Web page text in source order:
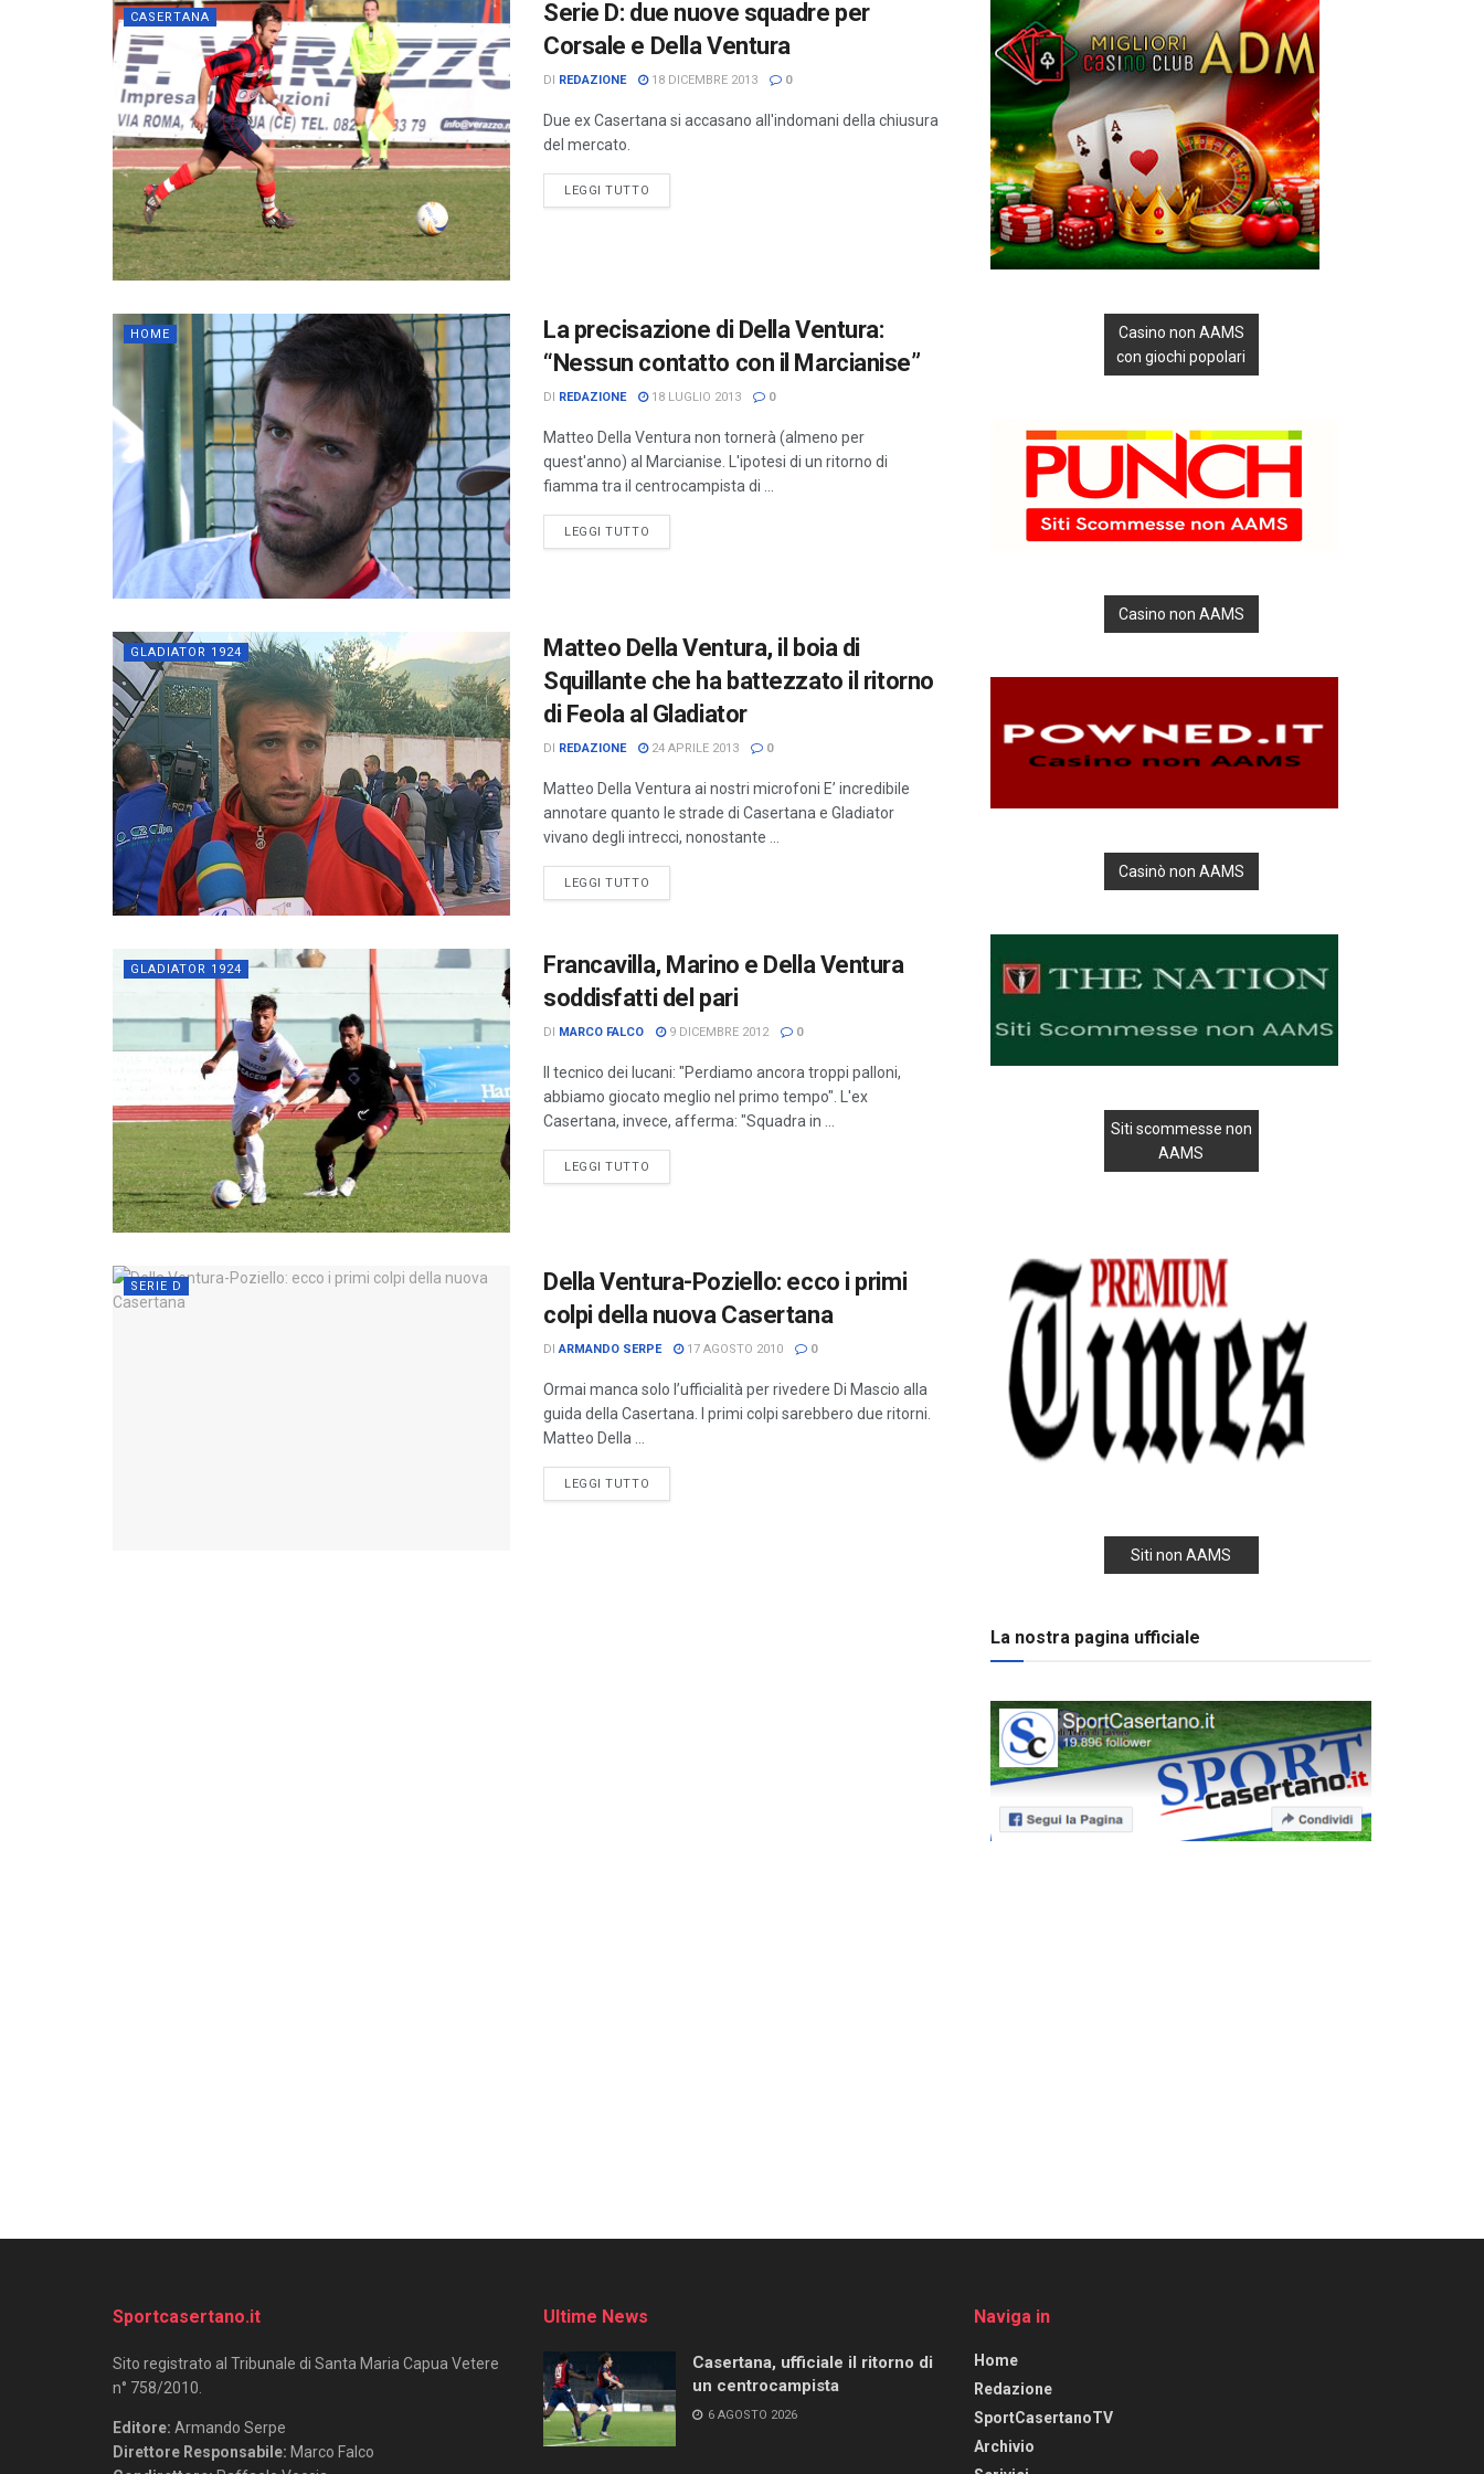
CASERTANA
Serie D: due nuove squadre per
Corsale e Della Ventura
DI REDAZIONE 18 DICEMBRE 2013 0
Due ex Casertana si accasano all'indomani della chiusura
del mercato.
LEGGI TUTTO
HOME
La precisazione di Della Ventura:
“Nessun contatto con il Marcianise”
DI REDAZIONE 18 LUGLIO 2013 0
Matteo Della Ventura non tornerà (almeno per
quest'anno) al Marcianise. L'ipotesi di un ritorno di
fiamma tra il centrocampista di ...
LEGGI TUTTO
GLADIATOR 1924
Matteo Della Ventura, il boia di
Squillante che ha battezzato il ritorno
di Feola al Gladiator
DI REDAZIONE 24 APRILE 2013 0
Matteo Della Ventura ai nostri microfoni E’ incredibile
annotare quanto le strade di Casertana e Gladiator
vivano degli intrecci, nonostante ...
LEGGI TUTTO
GLADIATOR 1924
Francavilla, Marino e Della Ventura
soddisfatti del pari
DI MARCO FALCO 9 DICEMBRE 2012 0
Il tecnico dei lucani: "Perdiamo ancora troppi palloni,
abbiamo giocato meglio nel primo tempo". L'ex
Casertana, invece, afferma: "Squadra in ...
LEGGI TUTTO
SERIE D
Della Ventura-Poziello: ecco i primi
colpi della nuova Casertana
DI ARMANDO SERPE 17 AGOSTO 2010 0
Ormai manca solo l’ufficialità per rivedere Di Mascio alla
guida della Casertana. I primi colpi sarebbero due ritorni.
Matteo Della ...
LEGGI TUTTO
Casino non AAMS
con giochi popolari
Casino non AAMS
Casinò non AAMS
Siti scommesse non
AAMS
Siti non AAMS
La nostra pagina ufficiale
Sportcasertano.it
Sito registrato al Tribunale di Santa Maria Capua Vetere
n° 758/2010.
Editore: Armando Serpe
Direttore Responsabile: Marco Falco
Ultime News
Casertana, ufficiale il ritorno di
un centrocampista
6 AGOSTO 2026
Naviga in
Home
Redazione
SportCasertanoTV
Archivio